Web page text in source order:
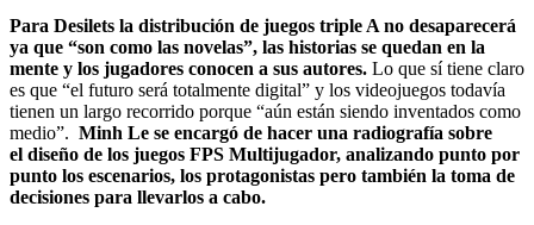
Para Desilets la distribución de juegos triple A no desaparecerá
ya que “son como las novelas”, las historias se quedan en la
mente y los jugadores conocen a sus autores. Lo que sí tiene claro
es que “el futuro será totalmente digital” y los videojuegos todavía
tienen un largo recorrido porque “aún están siendo inventados como
medio”. Minh Le se encargó de hacer una radiografía sobre
el diseño de los juegos FPS Multijugador, analizando punto por
punto los escenarios, los protagonistas pero también la toma de
decisiones para llevarlos a cabo.